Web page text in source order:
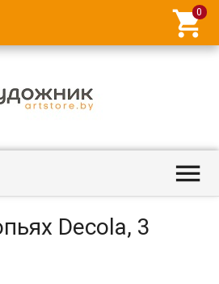


Decola, 3